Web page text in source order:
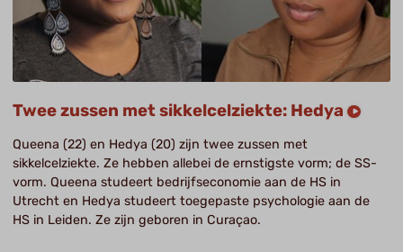
Twee zussen met sikkelcelziekte: Hedya
Queena (22) en Hedya (20) zijn twee zussen met
sikkelcelziekte. Ze hebben allebei de ernstigste vorm; de SS-
vorm. Queena studeert bedrijfseconomie aan de HS in
Utrecht en Hedya studeert toegepaste psychologie aan de
HS in Leiden. Ze zijn geboren in Curaçao.